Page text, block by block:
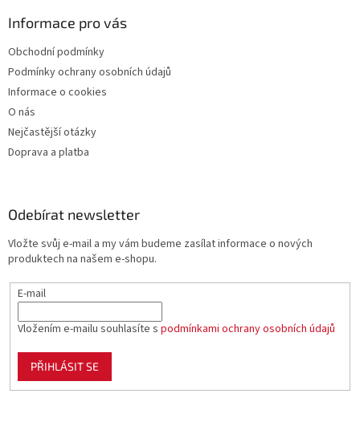
Informace pro vás
Obchodní podmínky
Podmínky ochrany osobních údajů
Informace o cookies
O nás
Nejčastější otázky
Doprava a platba
Odebírat newsletter
Vložte svůj e-mail a my vám budeme zasílat informace o nových
produktech na našem e-shopu.
E-mail
Vložením e-mailu souhlasíte s podmínkami ochrany osobních údajů
PŘIHLÁSIT SE